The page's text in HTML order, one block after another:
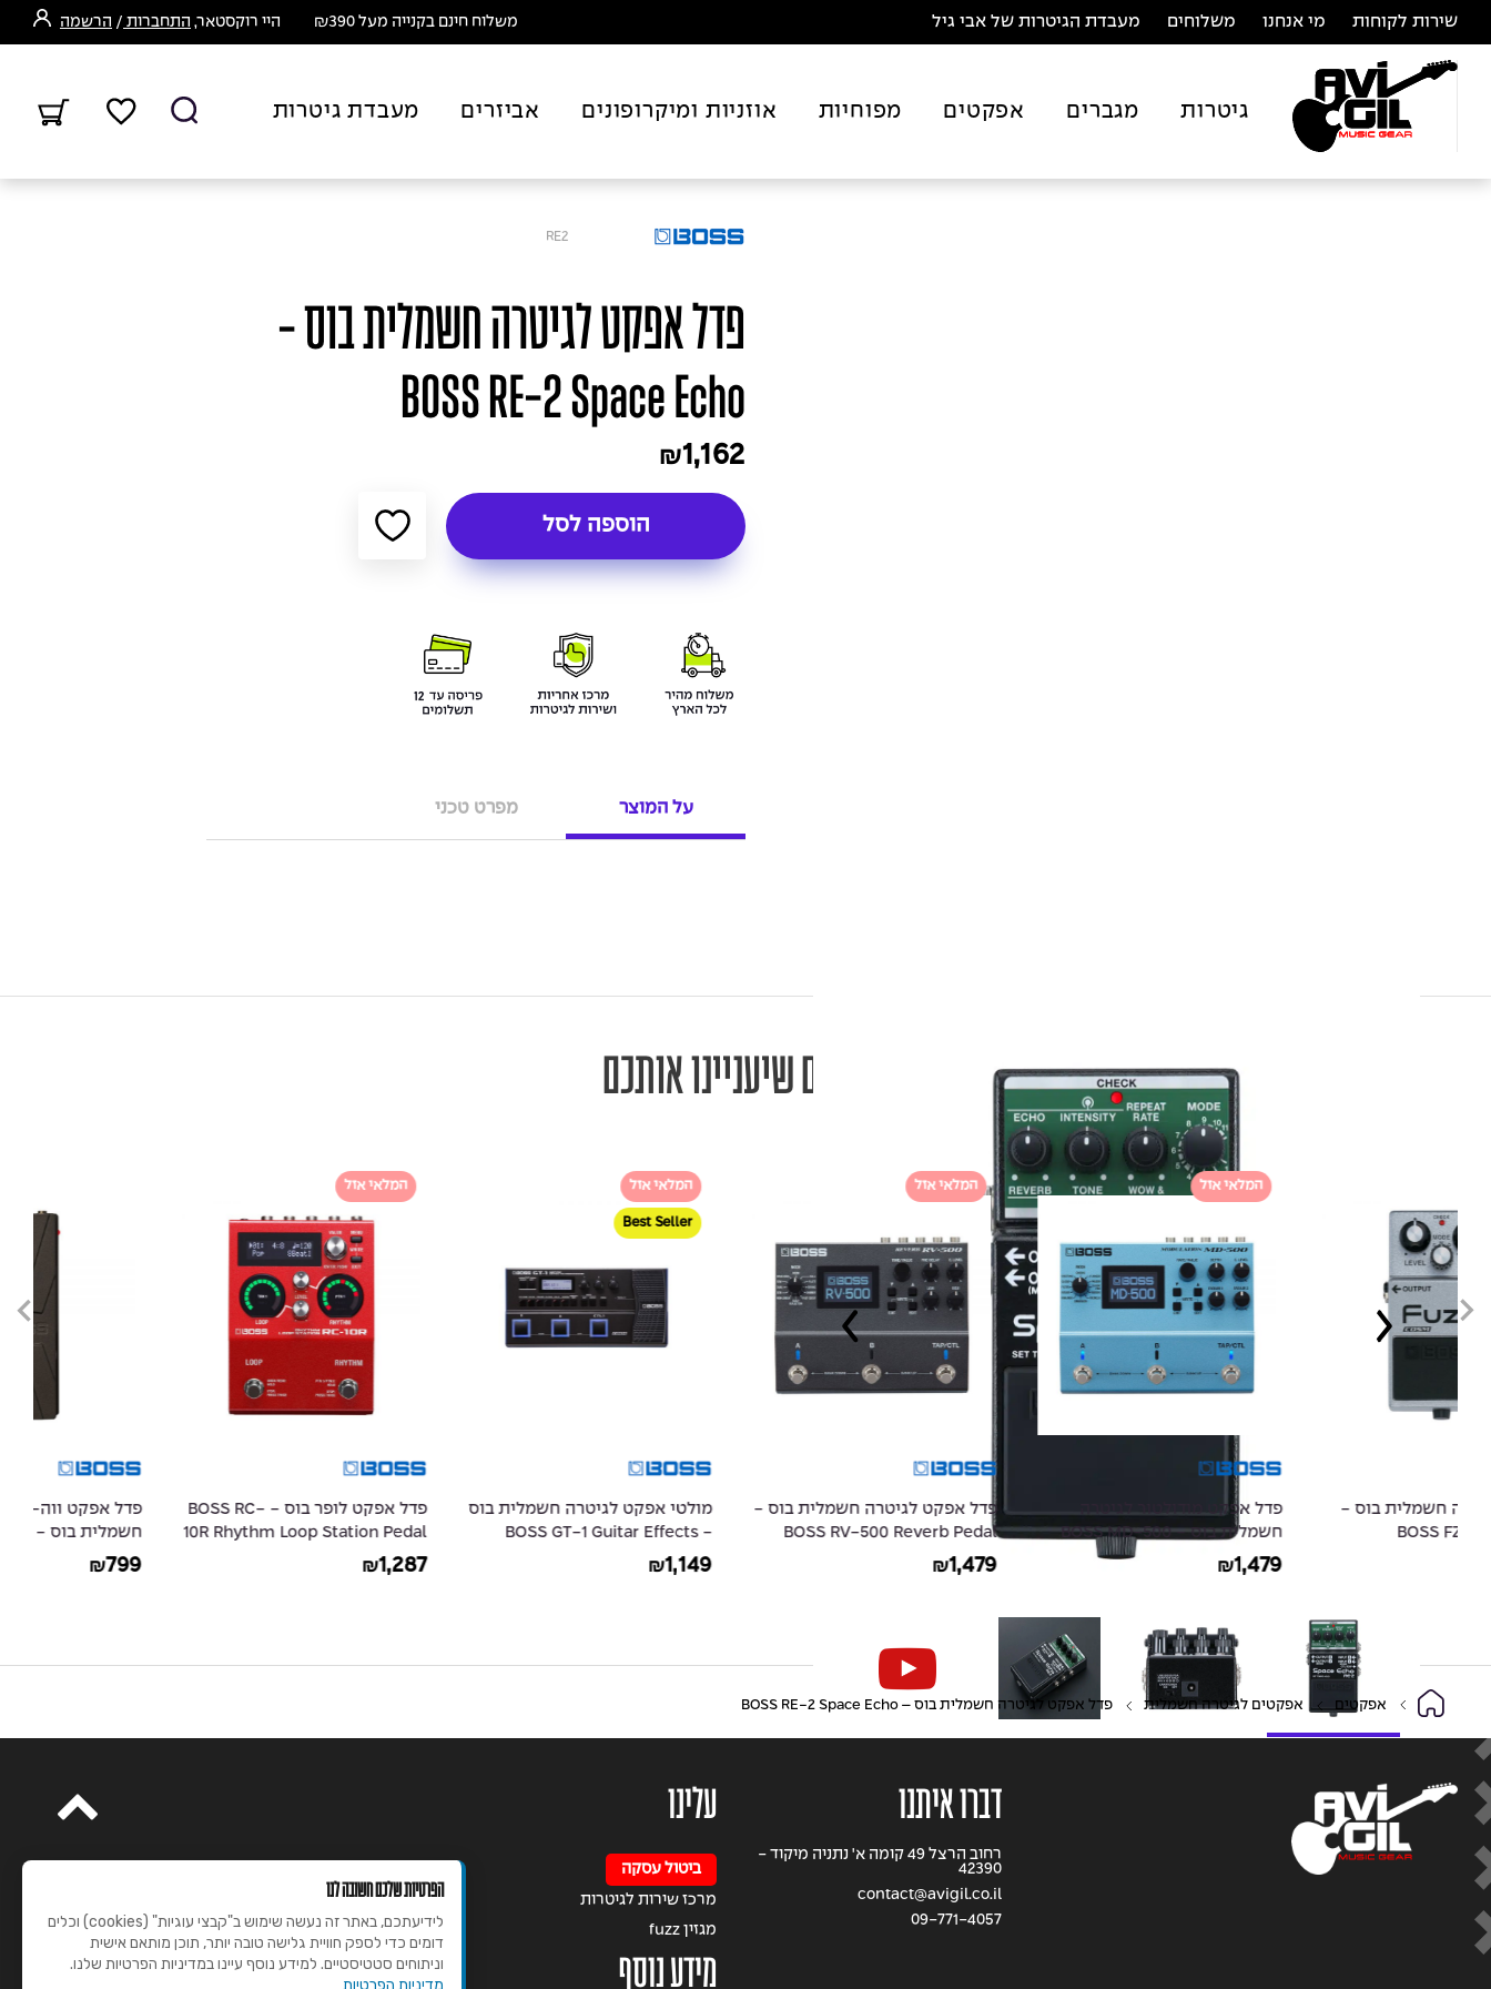
שירות לקוחות מי אנחנו משלוחים מעבדת הגיטרות של אבי גיל משלוח חינם בקנייה מעל ₪390 היי רוקסטאר, התחברות / הרשמה
גיטרות מגברים אפקטים מפוחיות אוזניות ומיקרופונים אביזרים מעבדת גיטרות
RE2
פדל אפקט לגיטרה חשמלית בוס -
BOSS RE-2 Space Echo
₪1,162
הוספה לסל
על המוצר מפרט טכני
מוצרים שיעניינו אותכם
פדל אפקט מודולטור לגיטרה
חשמלית בוס - BOSS MD-500
המלאי אזל
פדל אפקט לגיטרה חשמלית בוס -
BOSS RV-500 Reverb Pedal
מולטי אפקט לגיטרה חשמלית בוס
- BOSS GT-1 Guitar Effects
פדל אפקט לופר בוס - BOSS RC-
10R Rhythm Loop Station Pedal
פדל אפקט ווה-ווה לגיטרה
חשמלית בוס - BOSS PW-3 Wah
אפקטים אפקטים לגיטרה חשמלית פדל אפקט לגיטרה חשמלית בוס – BOSS RE-2 Space Echo
דברו איתנו
רחוב הרצל 49 קומה א' נתניה מיקוד -
42390
contact@avigil.co.il
09-771-4057
עלינו
ביטול עסקה
מרכז שירות לגיטרות
מגזין fuzz
מידע נוסף
הפרטיות שלכם חשובה לנו
לידיעתכם, באתר זה נעשה שימוש ב"קבצי עוגיות" (cookies) וכלים
דומים כדי לספק חוויית גלישה טובה יותר, תוכן מותאם אישית
וניתוחים סטטיסטיים. למידע נוסף עיינו במדיניות הפרטיות שלנו.
מדיניות הפרטיות